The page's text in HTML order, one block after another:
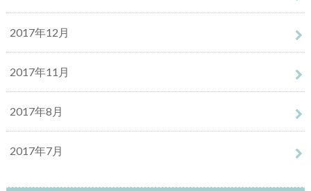
2017年12月
2017年11月
2017年8月
2017年7月